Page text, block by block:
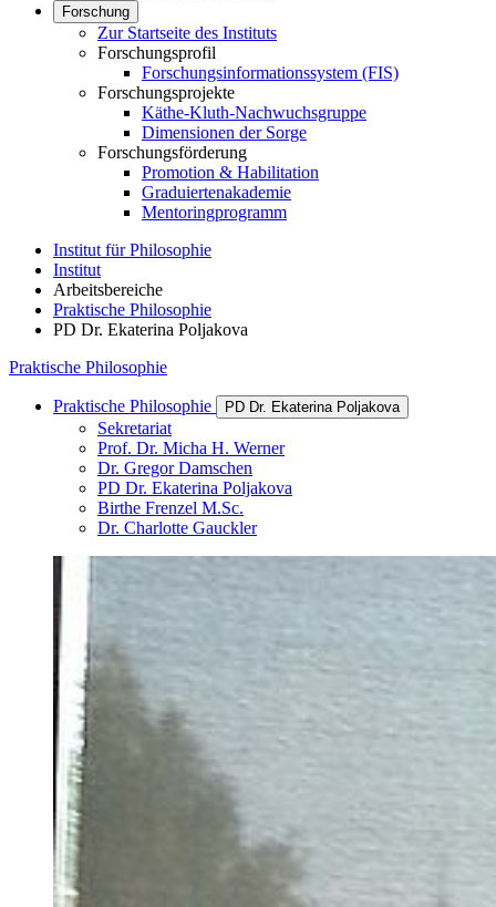
Forschung
Zur Startseite des Instituts
Forschungsprofil
Forschungsinformationssystem (FIS)
Forschungsprojekte
Käthe-Kluth-Nachwuchsgruppe
Dimensionen der Sorge
Forschungsförderung
Promotion & Habilitation
Graduiertenakademie
Mentoringprogramm
Institut für Philosophie
Institut
Arbeitsbereiche
Praktische Philosophie
PD Dr. Ekaterina Poljakova
Praktische Philosophie
Praktische Philosophie PD Dr. Ekaterina Poljakova
Sekretariat
Prof. Dr. Micha H. Werner
Dr. Gregor Damschen
PD Dr. Ekaterina Poljakova
Birthe Frenzel M.Sc.
Dr. Charlotte Gauckler